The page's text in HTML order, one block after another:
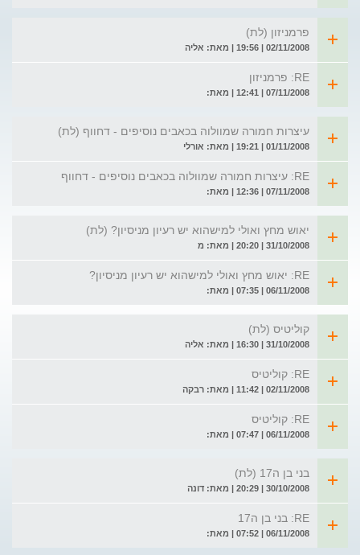
פרמניזון (לת)
02/11/2008 | 19:56 | מאת: אליה
RE: פרמניזון
07/11/2008 | 12:41 | מאת:
עיצרות חמורה שמוולוה בכאבים נוסיפים - דחווף (לת)
01/11/2008 | 19:21 | מאת: אורלי
RE: עיצרות חמורה שמוולוה בכאבים נוסיפים - דחווף
07/11/2008 | 12:36 | מאת:
יאוש מחץ ואולי למישהוא יש רעיון מניסיון? (לת)
31/10/2008 | 20:20 | מאת: מ
RE: יאוש מחץ ואולי למישהוא יש רעיון מניסיון?
06/11/2008 | 07:35 | מאת:
קוליטיס (לת)
31/10/2008 | 16:30 | מאת: אליה
RE: קוליטיס
02/11/2008 | 11:42 | מאת: רבקה
RE: קוליטיס
06/11/2008 | 07:47 | מאת:
בני בן ה17 (לת)
30/10/2008 | 20:29 | מאת: דונה
RE: בני בן ה17
06/11/2008 | 07:52 | מאת: